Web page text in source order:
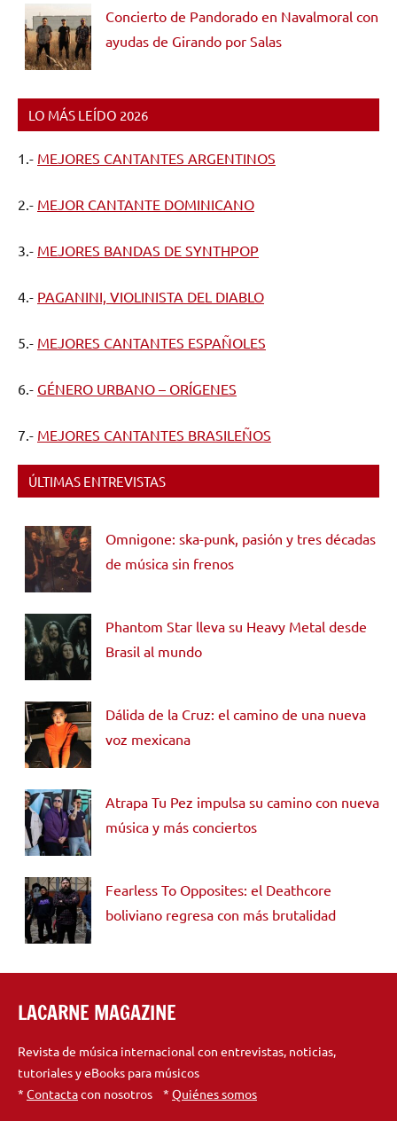
Concierto de Pandorado en Navalmoral con
ayudas de Girando por Salas
LO MÁS LEÍDO 2026
1.- MEJORES CANTANTES ARGENTINOS
2.- MEJOR CANTANTE DOMINICANO
3.- MEJORES BANDAS DE SYNTHPOP
4.- PAGANINI, VIOLINISTA DEL DIABLO
5.- MEJORES CANTANTES ESPAÑOLES
6.- GÉNERO URBANO – ORÍGENES
7.- MEJORES CANTANTES BRASILEÑOS
ÚLTIMAS ENTREVISTAS
Omnigone: ska-punk, pasión y tres décadas
de música sin frenos
Phantom Star lleva su Heavy Metal desde
Brasil al mundo
Dálida de la Cruz: el camino de una nueva
voz mexicana
Atrapa Tu Pez impulsa su camino con nueva
música y más conciertos
Fearless To Opposites: el Deathcore
boliviano regresa con más brutalidad
LACARNE MAGAZINE
Revista de música internacional con entrevistas, noticias,
tutoriales y eBooks para músicos
* Contactacon nosotros * Quiénes somos